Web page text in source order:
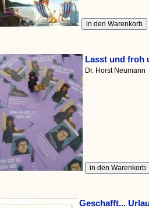
Lasst und froh
Dr. Horst Neumann
Geschafft...